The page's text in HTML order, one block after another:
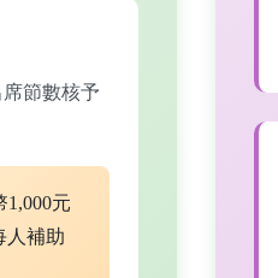
節數核予
元
人補助